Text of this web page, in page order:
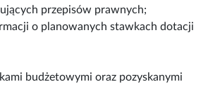
przepisów prawnych;
o planowanych stawkach dotacji
budżetowymi oraz pozyskanymi